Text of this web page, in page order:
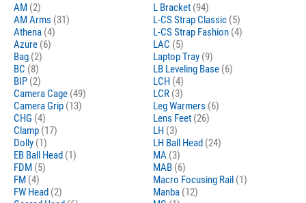
AM (2)
AM Arms (31)
Athena (4)
Azure (6)
Bag (2)
BC (8)
BIP (2)
Camera Cage (49)
Camera Grip (13)
CHG (4)
Clamp (17)
Dolly (1)
EB Ball Head (1)
FDM (5)
FM (4)
FW Head (2)
L Bracket (94)
L-CS Strap Classic (5)
L-CS Strap Fashion (4)
LAC (5)
Laptop Tray (9)
LB Leveling Base (6)
LCH (4)
LCR (3)
Leg Warmers (6)
Lens Feet (26)
LH (3)
LH Ball Head (24)
MA (3)
MAB (6)
Macro Focusing Rail (1)
Manba (12)